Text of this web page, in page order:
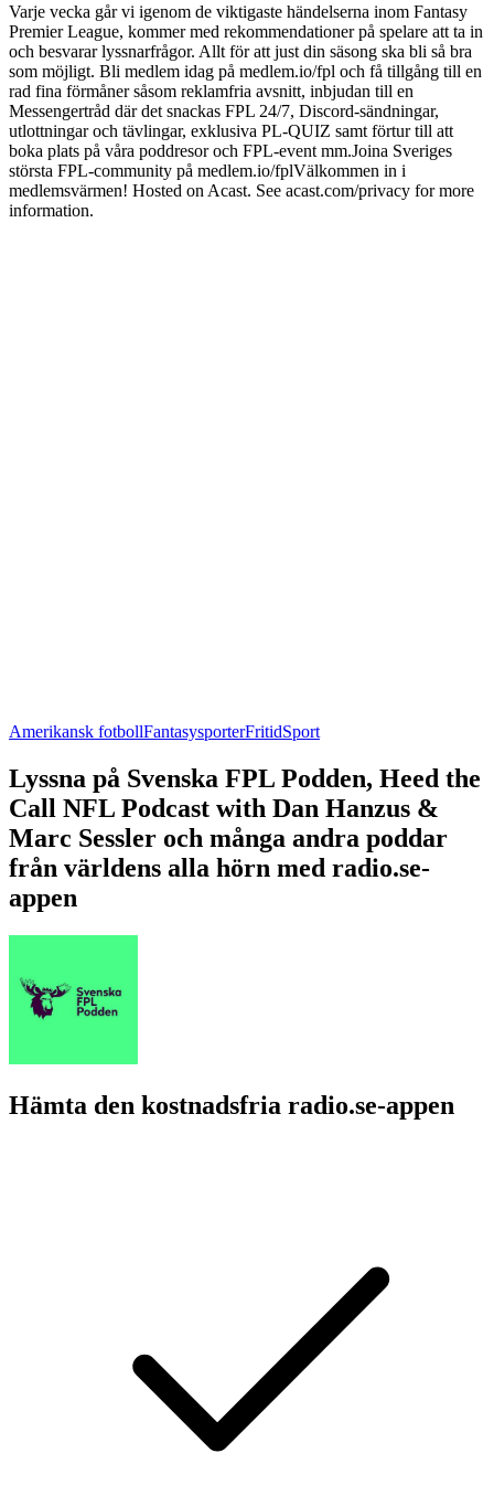
Varje vecka går vi igenom de viktigaste händelserna inom Fantasy
Premier League, kommer med rekommendationer på spelare att ta in
och besvarar lyssnarfrågor. Allt för att just din säsong ska bli så bra
som möjligt. Bli medlem idag på medlem.io/fpl och få tillgång till en
rad fina förmåner såsom reklamfria avsnitt, inbjudan till en
Messengertråd där det snackas FPL 24/7, Discord-sändningar,
utlottningar och tävlingar, exklusiva PL-QUIZ samt förtur till att
boka plats på våra poddresor och FPL-event mm.Joina Sveriges
största FPL-community på medlem.io/fplVälkommen in i
medlemsvärmen! Hosted on Acast. See acast.com/privacy for more
information.
Amerikansk fotbollFantasysporterFritidSport
Lyssna på Svenska FPL Podden, Heed the
Call NFL Podcast with Dan Hanzus &
Marc Sessler och många andra poddar
från världens alla hörn med radio.se-
appen
Hämta den kostnadsfria radio.se-appen